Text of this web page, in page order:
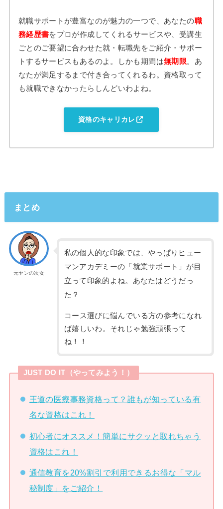
就職サポートが豊富なのが魅力の一つで、あなたの職
務経歴書をプロが作成してくれるサービスや、受講生
ごとのご要望に合わせた就・転職先をご紹介・サポー
トするサービスもあるのよ。しかも期間は無期限。あ
なたが満足するまで付き合ってくれるわ。資格取って
も就職できなかったらしんどいわよね。
資格のキャリカレ
まとめ
元ヤンの次女
私の個人的な印象では、やっぱりヒュー
マンアカデミーの「就業サポート」が目
立って印象的よね。あなたはどうだっ
た？
コース選びに悩んでいる方の参考になれ
ば嬉しいわ。それじゃ勉強頑張って
ね！！
JUST DO IT（やってみよう！）
王道の医療事務資格って？誰もが知っている有
名な資格はこれ！
初心者にオススメ！簡単にサクッと取れちゃう
資格はこれ！
通信教育を20%割引で利用できるお得な「マル
秘制度」をご紹介！